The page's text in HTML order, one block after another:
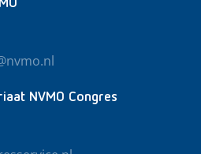
NVMO Congres